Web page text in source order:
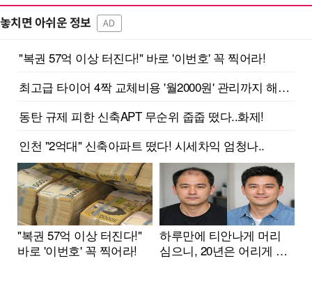
놓치면 아쉬운 정보 AD